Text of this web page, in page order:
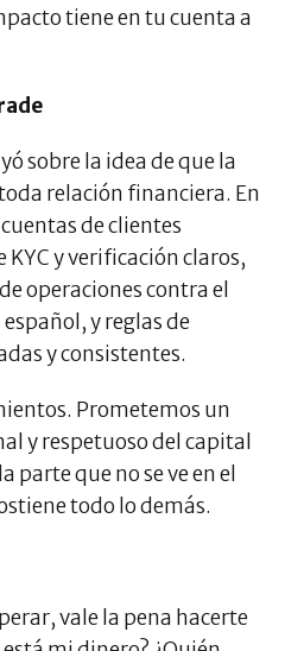
tiene en tu cuenta a
sobre la idea de que la
relación financiera. En
de clientes
KYC y verificación claros,
operaciones contra el
y reglas de
y consistentes.
Prometemos un
y respetuoso del capital
parte que no se ve en el
todo lo demás.
vale la pena hacerte